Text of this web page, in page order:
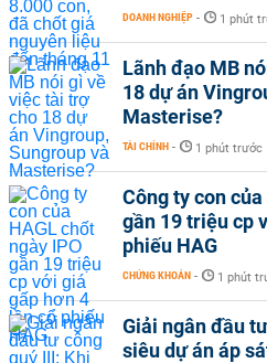
DOANH NGHIỆP - 1 phút
Lãnh đạo MB
18 dự án
Masterise?
TÀI CHÍNH - 1 phút trước
Công ty con
gần 19 triệu cp
phiếu HAG
CHỨNG KHOÁN - 1 phút
Giải ngân đầu
siêu dự án áp